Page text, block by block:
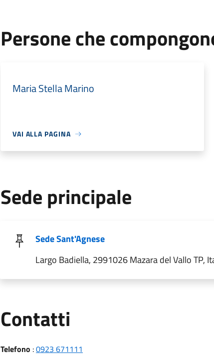
Persone che
Maria Stella Marino
VAI ALLA PAGINA
Sede principale
Sede Sant'Agnese
Largo Badiella, 2991026 Mazara del Vallo TP,
Contatti
Telefono :0923 671111